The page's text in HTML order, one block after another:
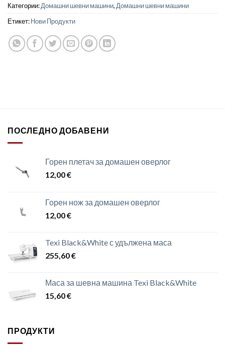
Категории:Домашни шевни машини,Домашни шевни машини
Етикет:Нови Продукти
ПОСЛЕДНО ДОБАВЕНИ
Горен плетач за домашен оверлог
12,00€
Горен нож за домашен оверлог
12,00€
Texi Black&White с удължена маса
255,60€
Маса за шевна машина Texi Black&White
15,60€
ПРОДУКТИ